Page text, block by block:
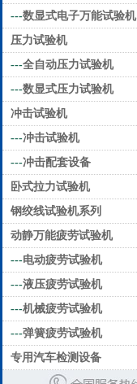
---数显式电子万能试验机
压力试验机
---全自动压力试验机
---数显式压力试验机
冲击试验机
---冲击试验机
---冲击配套设备
卧式拉力试验机
钢绞线试验机系列
动静万能疲劳试验机
---电动疲劳试验机
---液压疲劳试验机
---机械疲劳试验机
---弹簧疲劳试验机
专用汽车检测设备